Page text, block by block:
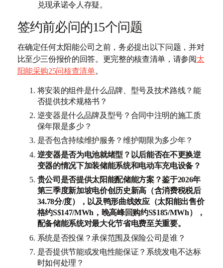
兑现承诺令人存疑。
签约前必问的15个问题
在确定任何太阳能公司之前，务必提出以下问题，并对
比至少三份报价的回答。更完整的核查清单，请参阅太
阳能采购25问核查清单。
将安装的组件是什么品牌、型号及技术路线？能
否提供技术规格书？
逆变器是什么品牌及型号？合同中注明的施工质
保年限是多少？
是否包含持续维护服务？维护期限为多少年？
逆变器是否为电池就绪型？以后能否在不更换逆
变器的情况下加装储能系统和电动车充电设备？
贵公司是否提供太阳能配储能方案？鉴于2026年
第三季度新加坡电价创历史新高（含消费税税后
34.78分/度），以及鸭形曲线效应（太阳能出售价
格约S$147/MWh，晚高峰回购约S$185/MWh），
配备储能系统对最大化节省电费至关重要。
系统是否投保？承保范围及保险公司是谁？
是否提供节能或发电性能保证？系统发电不达标
时如何处理？